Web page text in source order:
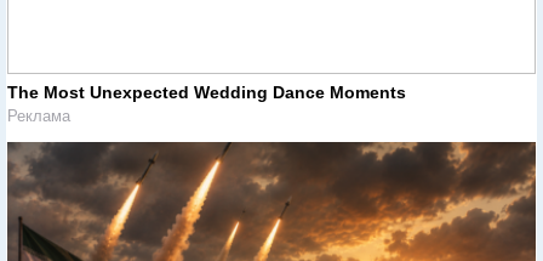
The Most Unexpected Wedding Dance Moments
Реклама